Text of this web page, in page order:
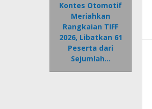
Kontes Otomotif
Meriahkan
Rangkaian TIFF
2026, Libatkan 61
Peserta dari
Sejumlah…